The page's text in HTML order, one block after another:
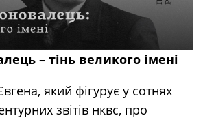
– тінь великого імені
який фігурує у сотнях
звітів нквс, про